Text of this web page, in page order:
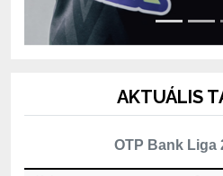
OTP Bank Liga